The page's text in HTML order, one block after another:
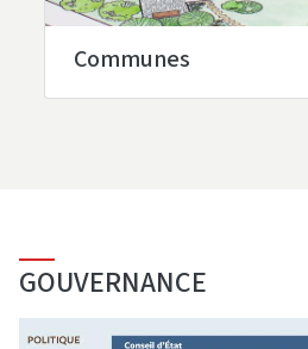
Communes
GOUVERNANCE